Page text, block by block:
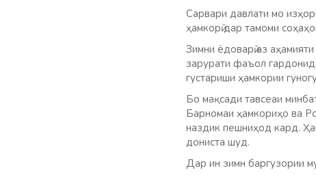
Сарвари давлати мо
ҳамкорӣ дар тамоми
Зимни ёдоварӣ аз
зарурати фаъол
густариши ҳамкории
Бо мақсади тавсеаи
Барномаи ҳамкориҳо ва
наздик пешниҳод кард.
дониста шуд.
Дар ин зимн баргузории